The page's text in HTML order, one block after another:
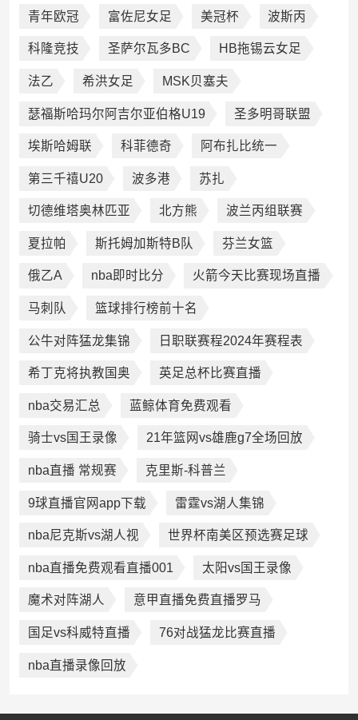
青年欧冠 富佐尼女足 美冠杯 波斯丙
科隆竞技 圣萨尔瓦多BC HB拖锡云女足
法乙 希洪女足 MSK贝塞夫
瑟福斯哈玛尔阿吉尔亚伯格U19 圣多明哥联盟
埃斯哈姆联 科菲德奇 阿布扎比统一
第三千禧U20 波多港 苏扎
切德维塔奥林匹亚 北方熊 波兰丙组联赛
夏拉帕 斯托姆加斯特B队 芬兰女篮
俄乙A nba即时比分 火箭今天比赛现场直播
马刺队 篮球排行榜前十名
公牛对阵猛龙集锦 日职联赛程2024年赛程表
希丁克将执教国奥 英足总杯比赛直播
nba交易汇总 蓝鲸体育免费观看
骑士vs国王录像 21年篮网vs雄鹿g7全场回放
nba直播 常规赛 克里斯-科普兰
9球直播官网app下载 雷霆vs湖人集锦
nba尼克斯vs湖人视 世界杯南美区预选赛足球
nba直播免费观看直播001 太阳vs国王录像
魔术对阵湖人 意甲直播免费直播罗马
国足vs科威特直播 76对战猛龙比赛直播
nba直播录像回放